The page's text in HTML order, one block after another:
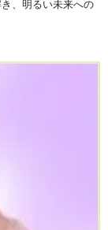
、明るい未来への